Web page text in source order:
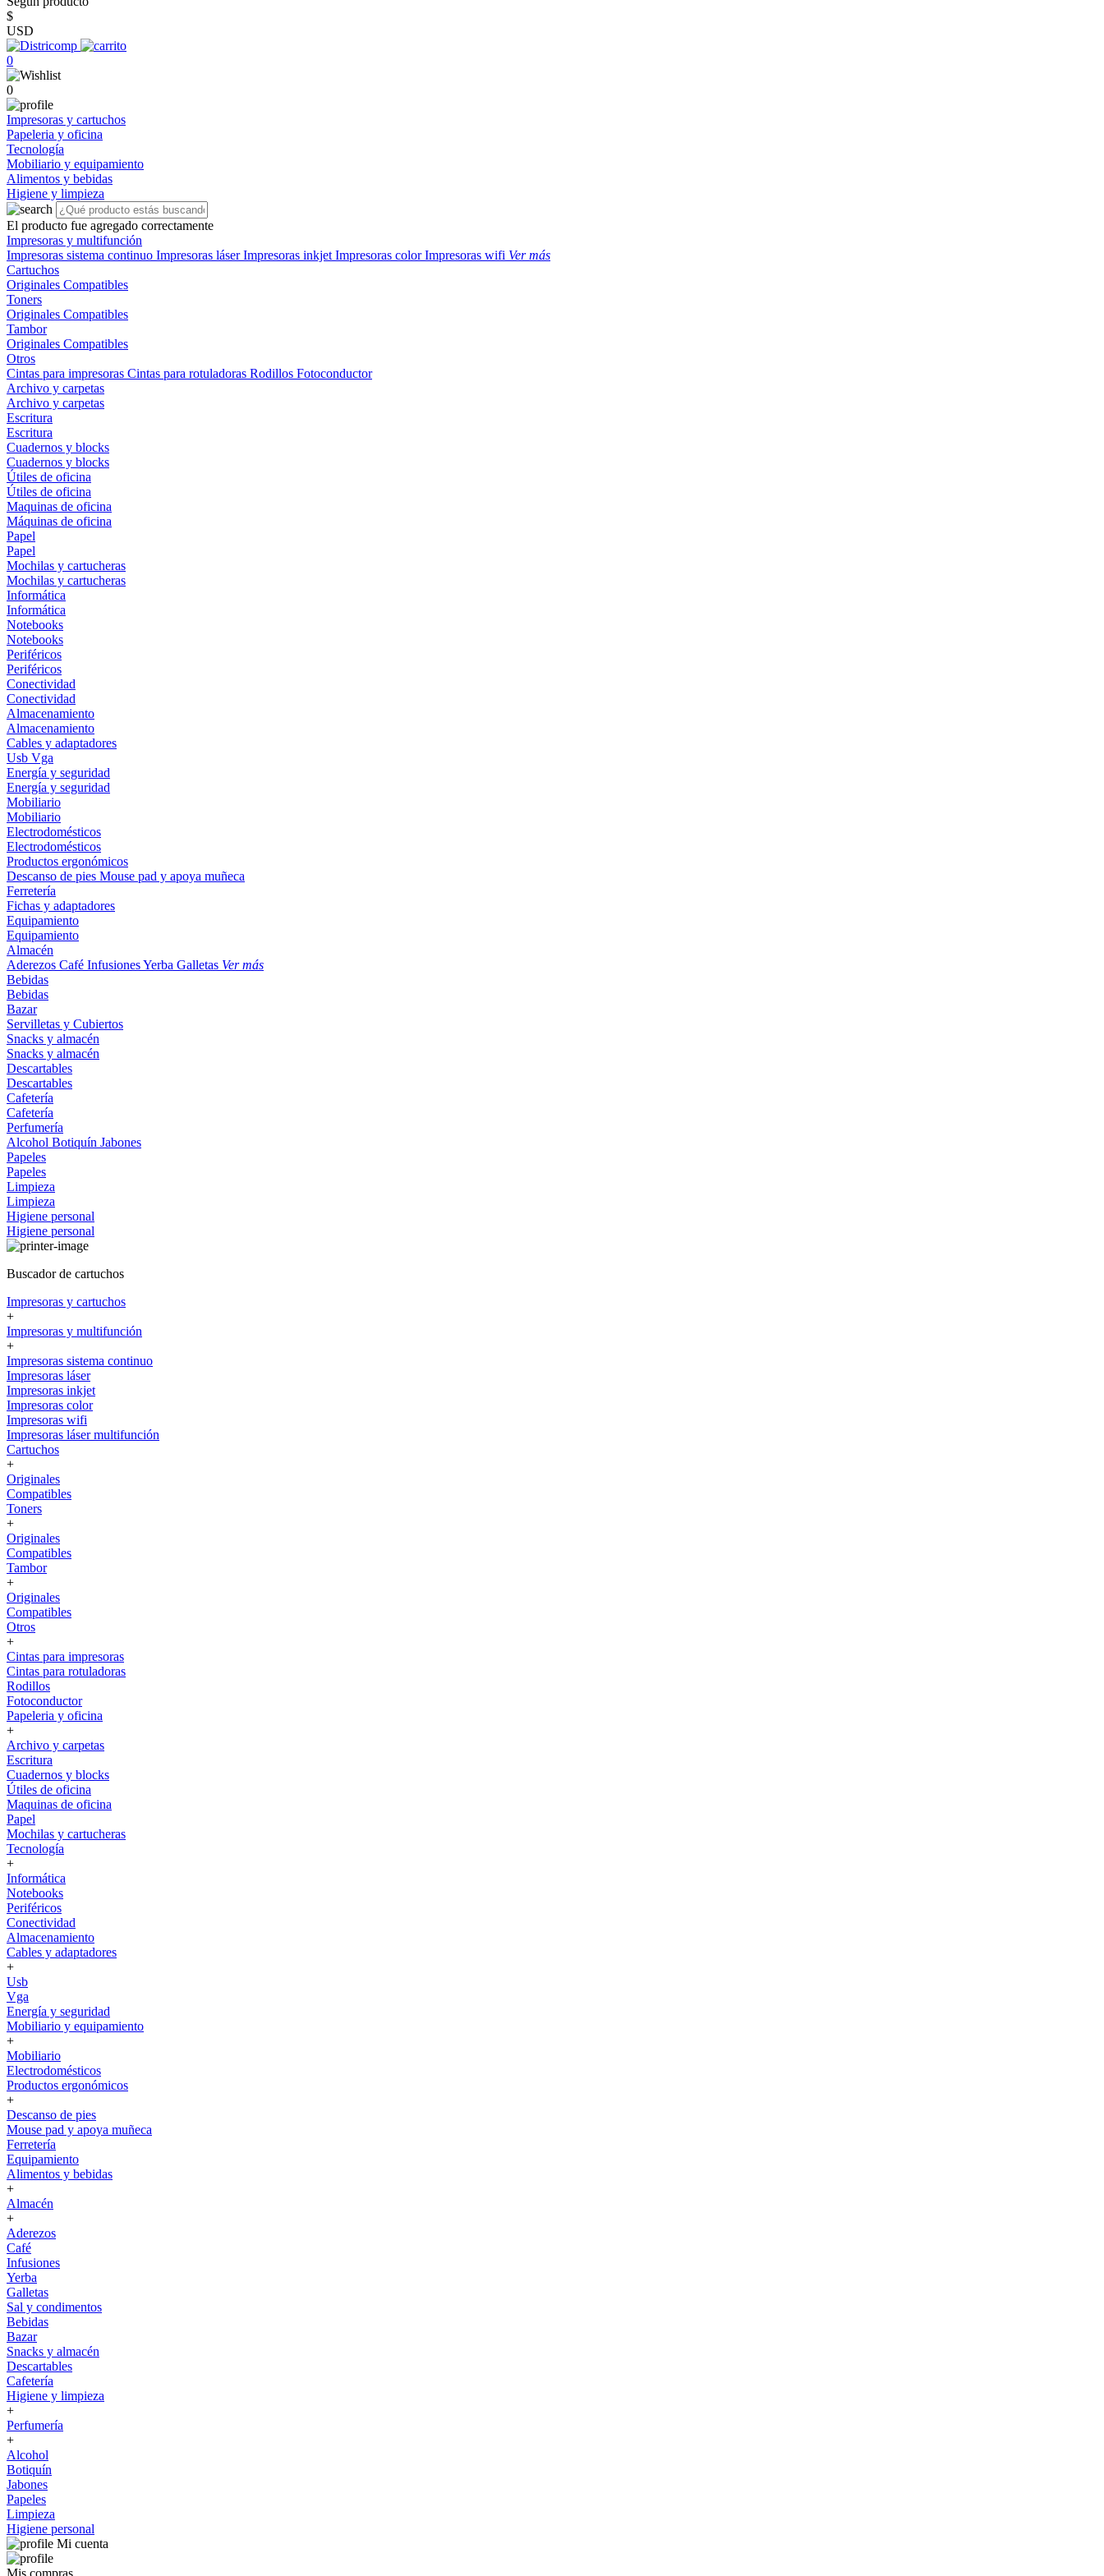
$
USD
0
0
Impresoras y cartuchos
Papeleria y oficina
Tecnología
Mobiliario y equipamiento
Alimentos y bebidas
Higiene y limpieza
El producto fue agregado correctamente
Impresoras y multifunción
Impresoras sistema continuo Impresoras láserImpresoras inkjet Impresoras colorImpresoras wifi Ver más
Cartuchos
Originales Compatibles
Toners
Originales Compatibles
Tambor
Originales Compatibles
Otros
Cintas para impresoras Cintas para rotuladoras Rodillos Fotoconductor
Archivo y carpetas
Archivo y carpetas
Escritura
Escritura
Cuadernos y blocks
Cuadernos y blocks
Útiles de oficina
Útiles de oficina
Maquinas de oficina
Máquinas de oficina
Papel
Papel
Mochilas y cartucheras
Mochilas y cartucheras
Informática
Informática
Notebooks
Notebooks
Periféricos
Periféricos
Conectividad
Conectividad
Almacenamiento
Almacenamiento
Cables y adaptadores
Usb Vga
Energía y seguridad
Energía y seguridad
Mobiliario
Mobiliario
Electrodomésticos
Electrodomésticos
Productos ergonómicos
Descanso de pies Mouse pad y apoya muñeca
Ferretería
Fichas y adaptadores
Equipamiento
Equipamiento
Almacén
Aderezos Café InfusionesYerba Galletas Ver más
Bebidas
Bebidas
Bazar
Servilletas y Cubiertos
Snacks y almacén
Snacks y almacén
Descartables
Descartables
Cafetería
Cafetería
Perfumería
Alcohol Botiquín Jabones
Papeles
Papeles
Limpieza
Limpieza
Higiene personal
Higiene personal
Buscador de cartuchos
Impresoras y cartuchos
+
Impresoras y multifunción
+
Impresoras sistema continuo
Impresoras láser
Impresoras inkjet
Impresoras color
Impresoras wifi
Impresoras láser multifunción
Cartuchos
+
Originales
Compatibles
Toners
+
Originales
Compatibles
Tambor
+
Originales
Compatibles
Otros
+
Cintas para impresoras
Cintas para rotuladoras
Rodillos
Fotoconductor
Papeleria y oficina
+
Archivo y carpetas
Escritura
Cuadernos y blocks
Útiles de oficina
Maquinas de oficina
Papel
Mochilas y cartucheras
Tecnología
+
Informática
Notebooks
Periféricos
Conectividad
Almacenamiento
Cables y adaptadores
+
Usb
Vga
Energía y seguridad
Mobiliario y equipamiento
+
Mobiliario
Electrodomésticos
Productos ergonómicos
+
Descanso de pies
Mouse pad y apoya muñeca
Ferretería
Equipamiento
Alimentos y bebidas
+
Almacén
+
Aderezos
Café
Infusiones
Yerba
Galletas
Sal y condimentos
Bebidas
Bazar
Snacks y almacén
Descartables
Cafetería
Higiene y limpieza
+
Perfumería
+
Alcohol
Botiquín
Jabones
Papeles
Limpieza
Higiene personal
Mi cuenta
Mis compras